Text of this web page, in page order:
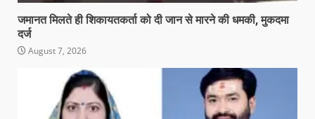
जमानत मिलते ही शिकायतकर्ता को दी जान से मारने की धमकी, मुकदमा
दर्ज
August 7, 2026